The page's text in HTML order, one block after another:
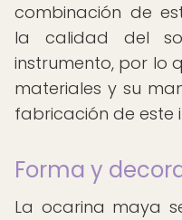
combinación de
la calidad del
instrumento, por lo
materiales y su
fabricación de este
Forma y
La ocarina maya